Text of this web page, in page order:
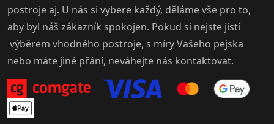
postroje aj. U nás si vybere každý, děláme vše pro to,
aby byl náš zákazník spokojen. Pokud si nejste jistí
výběrem vhodného postroje, s míry Vašeho pejska
nebo máte jiné přání, neváhejte nás kontaktovat.